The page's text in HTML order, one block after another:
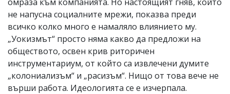
не напусна социалните мрежи, показва преди
всичко колко много е намаляло влиянието му.
„Уокизмът“ просто няма какво да предложи на
обществото, освен крив риторичен
инструментариум, от който са извлечени думите
„колониализъм“ и „расизъм“. Нищо от това вече не
върши работа. Идеологията се е изчерпала.